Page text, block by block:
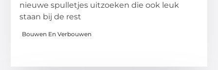
nieuwe spulletjes uitzoeken die ook leuk
staan bij de rest
Bouwen En Verbouwen